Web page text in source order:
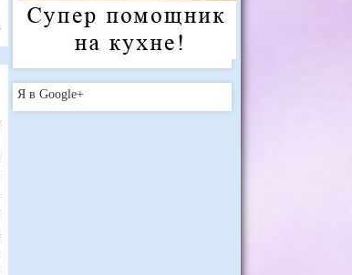
Я в Google+